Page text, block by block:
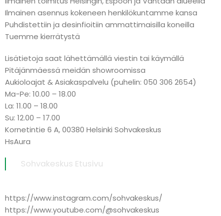
Ilmainen asennus kokeneen henkilökuntamme kansa
Puhdistettiin ja desinfioitiin ammattimaisilla koneilla
Tuemme kierrätystä
Lisätietoja saat lähettämällä viestin tai käymällä
Pitäjänmäessä meidän showroomissa
Aukioloajat & Asiakaspalvelu (puhelin: 050 306 2654)
Ma-Pe: 10.00 – 18.00
La: 11.00 – 18.00
Su: 12.00 – 17.00
Kornetintie 6 A, 00380 Helsinki Sohvakeskus
HsAura
Sohvakeskus Etusivu
https://www.instagram.com/sohvakeskus/
https://www.youtube.com/@sohvakeskus